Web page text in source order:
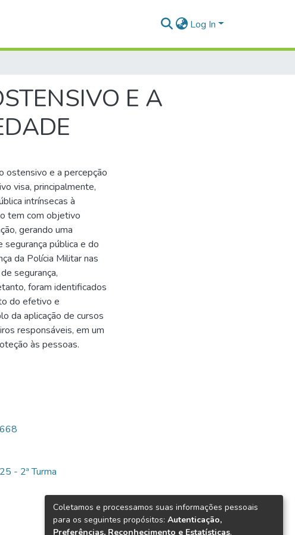
Log In
E A
ostensivo e a percepção
visa, principalmente,
intrínsecas à
tem com objetivo
gerando uma
segurança pública e do
da Polícia Militar nas
segurança,
foram identificados
do efetivo e
da aplicação de cursos
responsáveis, em um
às pessoas.
- 2ª Turma
Coletamos e processamos suas informações pessoais
para os seguintes propósitos: Autenticação,
Preferências, Reconhecimento e Estatísticas.